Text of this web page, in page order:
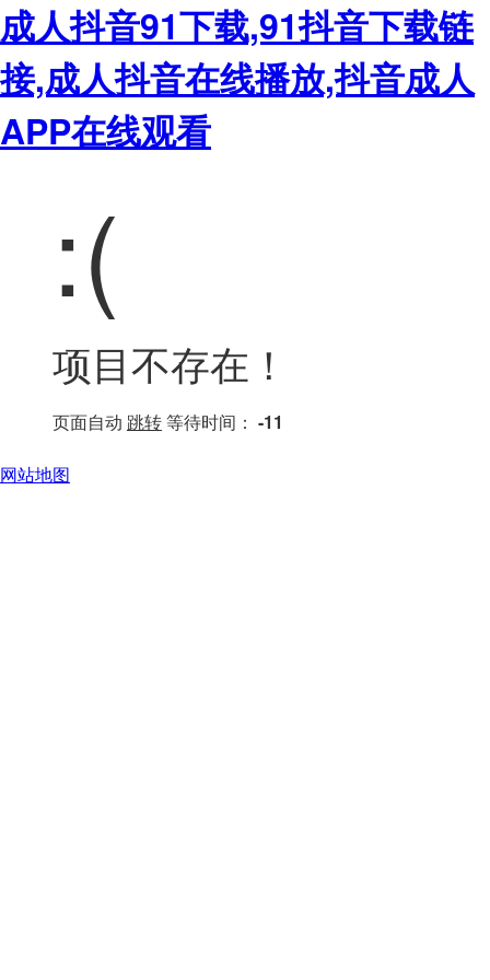
成人抖音91下载,91抖音下载链
接,成人抖音在线播放,抖音成人
APP在线观看
:(
项目不存在！
页面自动 跳转等待时间： -11
网站地图